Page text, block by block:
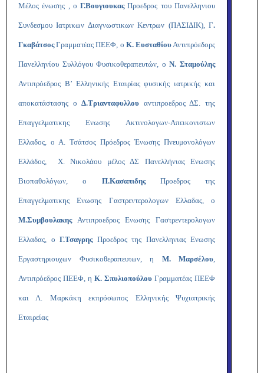
Μέλος ένωσης , οΓ.ΒουγιουκαςΠροεδρος του Πανελληνιου
Συνδεσμου Ιατρικων Διαγνωστικων Κεντρων (ΠΑΣΙΔΙΚ), Γ.
ΓκαβάτσοςΓραμματέας ΠΕΕΦ, ο Κ. ΕυσταθίουΑντιπρόεδορς
Πανελληνίου Συλλόγου Φυσικοθεραπευτών, οΝ. Σταμούλης
Αντιπρόεδρος Β’ Ελληνικής Εταιρίας φυσικής ιατρικής και
αποκατάστασης οΔ.Τριανταφυλλου αντιπροεδρος ΔΣ. της
Επαγγελματικης Ενωσης Ακτινολογων-Απεικονιστων
Ελλαδος, ο Α. Τσάτσος Πρόεδρος Ένωσης Πνευμονολόγων
Ελλάδος, Χ. Νικολάου μέλος ΔΣ Πανελλήνιας Ενωσης
Βιοπαθολόγων, ο Π.ΚασαπιδηςΠροεδρος της
Επαγγελματικης Ενωσης Γαστρεντερολογων Ελλαδας, ο
Μ.ΣυμβουλακηςΑντιπροεδρος Ενωσης Γαστρεντερολογων
Ελλαδας, ο Γ.ΤσαγρηςΠροεδρος της Πανελληνιας Ενωσης
Εργαστηριουχων Φυσικοθεραπευτων, η Μ. Μαρσέλου,
Αντιπρόεδρος ΠΕΕΦ, η Κ. Σπυλιοπούλου Γραμματέας ΠΕΕΦ
και Λ. Μαρκάκη εκπρόσωπος Ελληνικής Ψυχιατρικής
Εταιρείας